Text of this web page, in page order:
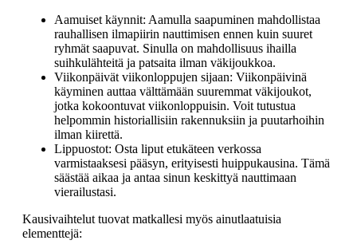
Aamuiset käynnit: Aamulla saapuminen mahdollistaa
rauhallisen ilmapiirin nauttimisen ennen kuin suuret
ryhmät saapuvat. Sinulla on mahdollisuus ihailla
suihkulähteitä ja patsaita ilman väkijoukkoa.
Viikonpäivät viikonloppujen sijaan: Viikonpäivinä
käyminen auttaa välttämään suuremmat väkijoukot,
jotka kokoontuvat viikonloppuisin. Voit tutustua
helpommin historiallisiin rakennuksiin ja puutarhoihin
ilman kiirettä.
Lippuostot: Osta liput etukäteen verkossa
varmistaaksesi pääsyn, erityisesti huippukausina. Tämä
säästää aikaa ja antaa sinun keskittyä nauttimaan
vierailustasi.
Kausivaihtelut tuovat matkallesi myös ainutlaatuisia
elementtejä: